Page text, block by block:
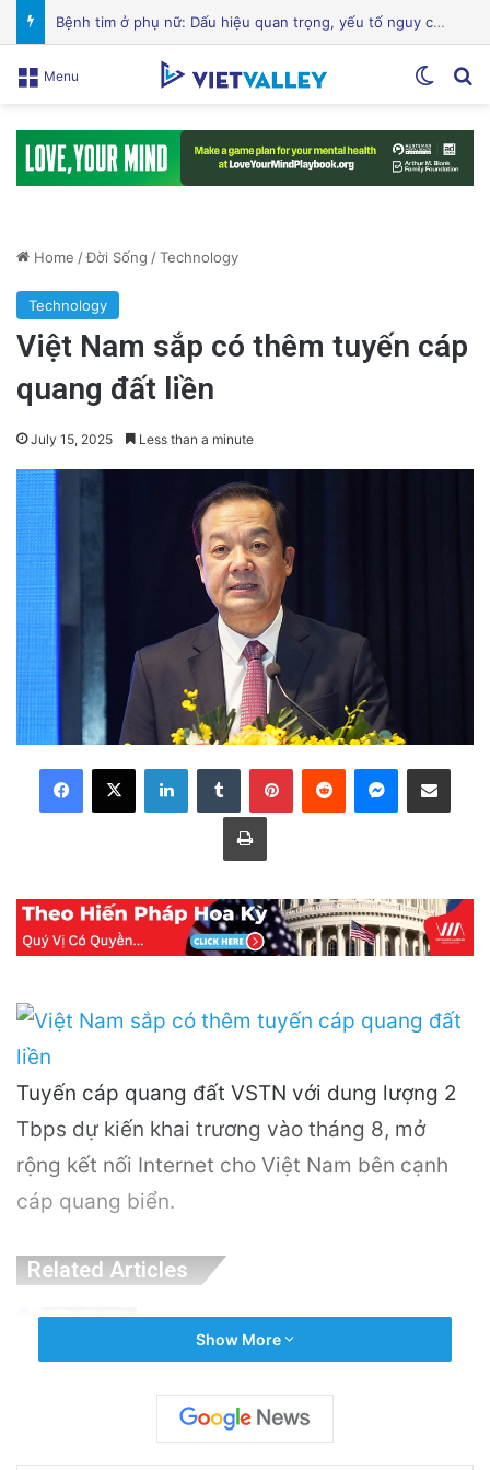
Hành Trình Trở Về: Thi Thể ‘Giày Xanh’ Sau 30 Năm Trên Đỉnh Everest
Menu
Home /Đời Sống /Technology
Technology
Việt Nam sắp có thêm tuyến cáp
quang đất liền
July 15, 2025 Less than a minute
LinkedInTumblr PinterestReddit Messenger
Share via Email
Print
Tuyến cáp quang đất VSTN với dung lượng 2
Tbps dự kiến khai trương vào tháng 8, mở
rộng kết nối Internet cho Việt Nam bên cạnh
cáp quang biển.
Related Articles
Ngại Về An Ninh Mạng
4 hours ago
Nguyên Nhân Gây Nổ Tên Lửa Trên Bệ
Show More